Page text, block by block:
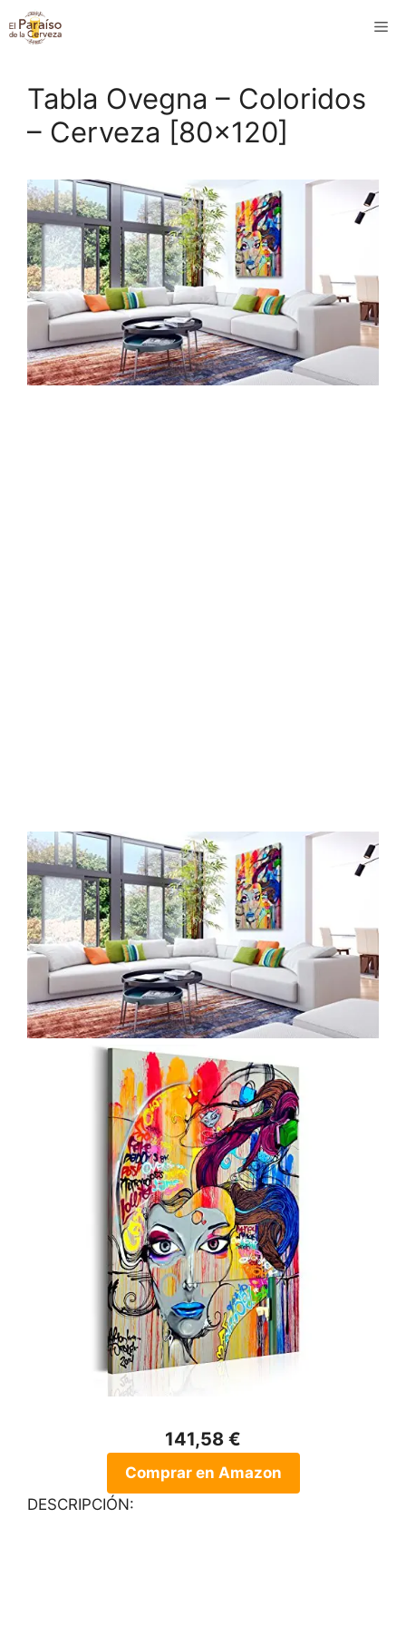
Saltar
al
Tabla Ovegna – Coloridos
– Cerveza [80×120]
141,58 €
Comprar en Amazon
DESCRIPCIÓN: